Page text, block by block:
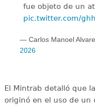
fue objeto de un
pic.twitter.com/
— Carlos Manoel
2026
El Mintrab detalló que
originó en el uso de un